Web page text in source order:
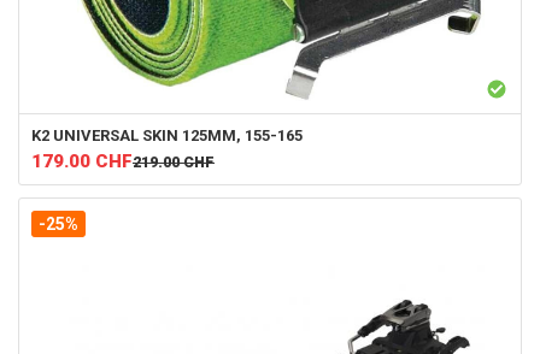
K2 UNIVERSAL SKIN 125MM, 155-165
179.00 CHF219.00 CHF
-25%